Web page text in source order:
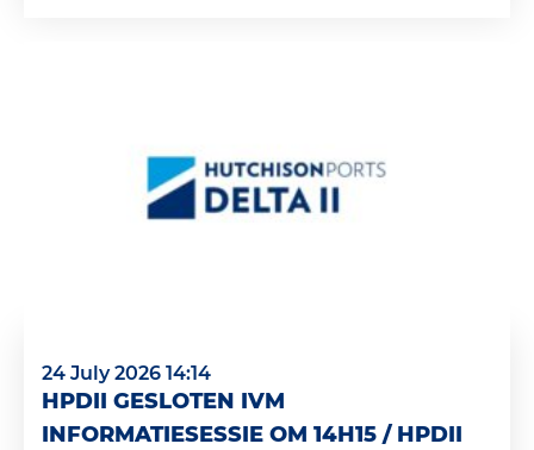
24 July 2026 14:14
HPDII GESLOTEN IVM
INFORMATIESESSIE OM 14H15 / HPDII